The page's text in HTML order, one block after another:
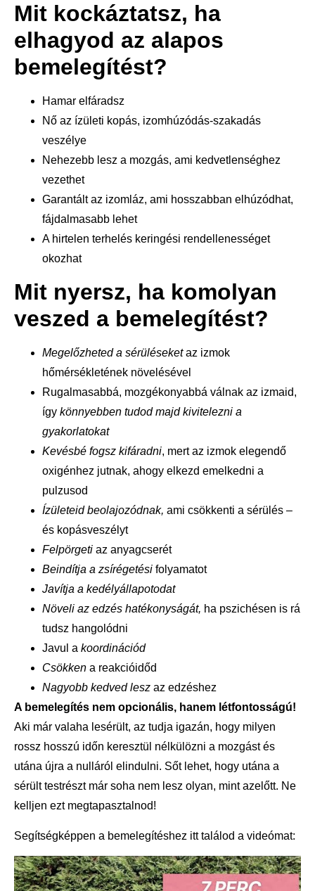
Mit kockáztatsz, ha
elhagyod az alapos
bemelegítést?
Hamar elfáradsz
Nő az ízületi kopás, izomhúzódás-szakadás
veszélye
Nehezebb lesz a mozgás, ami kedvetlenséghez
vezethet
Garantált az izomláz, ami hosszabban elhúzódhat,
fájdalmasabb lehet
A hirtelen terhelés keringési rendellenességet
okozhat
Mit nyersz, ha komolyan
veszed a bemelegítést?
Megelőzheted a sérüléseketaz izmok
hőmérsékletének növelésével
Rugalmasabbá, mozgékonyabbá válnak az izmaid,
így könnyebben tudod majd kivitelezni a
gyakorlatokat
Kevésbé fogsz kifáradni, mert az izmok elegendő
oxigénhez jutnak, ahogy elkezd emelkedni a
pulzusod
Ízületeid beolajozódnak, ami csökkenti a sérülés –
és kopásveszélyt
Felpörgeti az anyagcserét
Beindítja a zsírégetési folyamatot
Javítja a kedélyállapotodat
Növeli az edzés hatékonyságát, ha pszichésen is rá
tudsz hangolódni
Javul a koordinációd
Csökken a reakcióidőd
Nagyobb kedved lesz az edzéshez
A bemelegítés nem opcionális, hanem létfontosságú!
Aki már valaha lesérült, az tudja igazán, hogy milyen
rossz hosszú időn keresztül nélkülözni a mozgást és
utána újra a nulláról elindulni. Sőt lehet, hogy utána a
sérült testrészt már soha nem lesz olyan, mint azelőtt. Ne
kelljen ezt megtapasztalnod!
Segítségképpen a bemelegítéshez itt találod a videómat: